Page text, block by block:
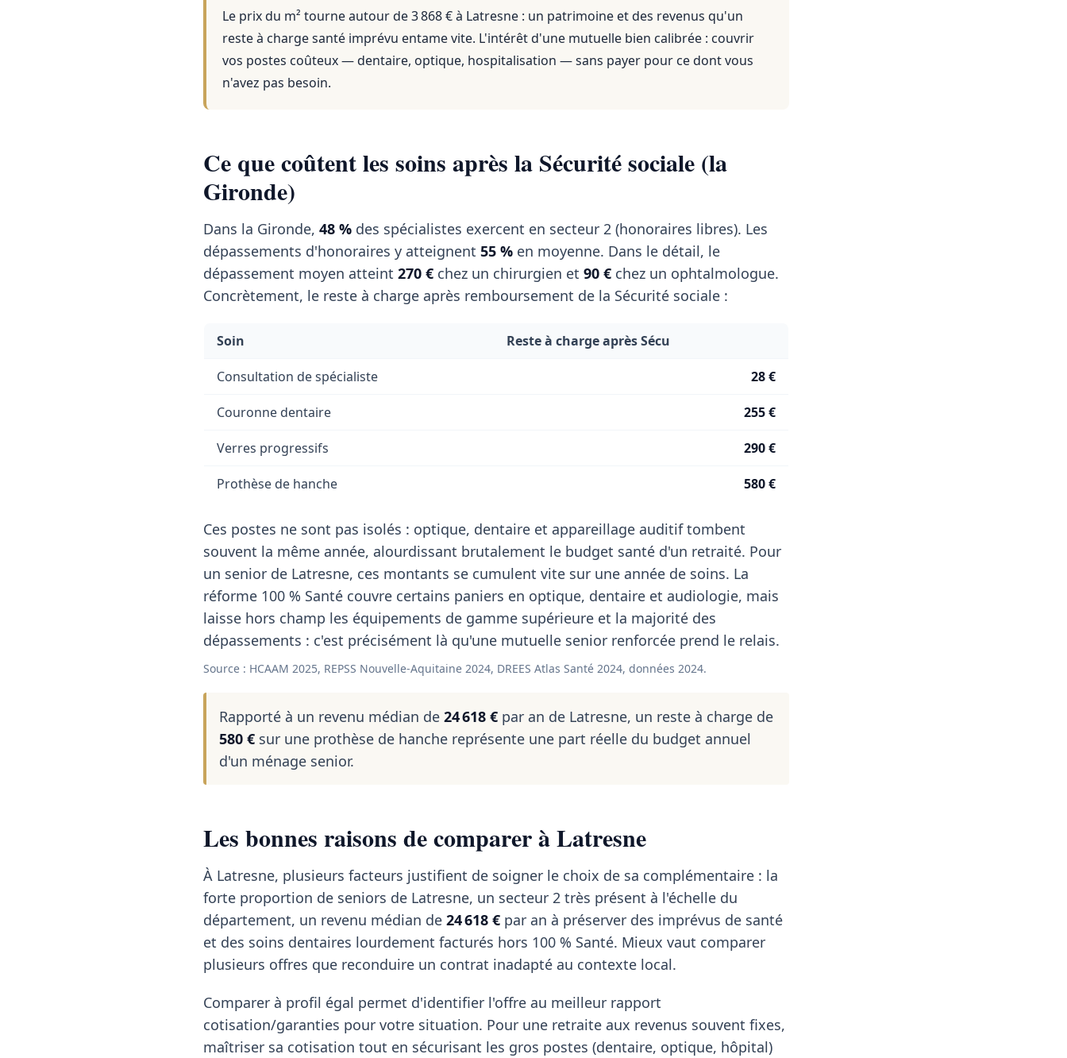
Le prix du m² tourne autour de 3 868 €à Latresne : un patrimoine et des revenus qu'un
reste à charge santé imprévu entame vite. L'intérêt d'une mutuelle bien calibrée : couvrir
vos postes coûteux — dentaire, optique, hospitalisation — sans payer pour ce dont vous
n'avez pas besoin.
Ce que coûtent les soins après la Sécurité sociale (la
Gironde)
Dans la Gironde, 48 % des spécialistes exercent en secteur 2 (honoraires libres). Les
dépassements d'honoraires y atteignent 55 % en moyenne. Dans le détail, le
dépassement moyen atteint 270 € chez un chirurgien et 90 € chez un ophtalmologue.
Concrètement, le reste à charge après remboursement de la Sécurité sociale :
Soin Reste à charge après Sécu
Consultation de spécialiste 28 €
Couronne dentaire 255 €
Verres progressifs 290 €
Prothèse de hanche 580 €
Ces postes ne sont pas isolés : optique, dentaire et appareillage auditif tombent
souvent la même année, alourdissant brutalement le budget santé d'un retraité. Pour
un senior de Latresne, ces montants se cumulent vite sur une année de soins. La
réforme 100 % Santé couvre certains paniers en optique, dentaire et audiologie, mais
laisse hors champ les équipements de gamme supérieure et la majorité des
dépassements : c'est précisément là qu'une mutuelle senior renforcée prend le relais.
Source : HCAAM 2025, REPSS Nouvelle-Aquitaine 2024, DREES Atlas Santé 2024, données 2024.
Rapporté à un revenu médian de 24 618 € par an de Latresne, un reste à charge de
580 € sur une prothèse de hanche représente une part réelle du budget annuel
d'un ménage senior.
Les bonnes raisons de comparer à Latresne
À Latresne, plusieurs facteurs justifient de soigner le choix de sa complémentaire : la
forte proportion de seniors de Latresne, un secteur 2 très présent à l'échelle du
département, un revenu médian de 24 618 € par an à préserver des imprévus de santé
et des soins dentaires lourdement facturés hors 100 % Santé. Mieux vaut comparer
plusieurs offres que reconduire un contrat inadapté au contexte local.
Comparer à profil égal permet d'identifier l'offre au meilleur rapport
cotisation/garanties pour votre situation. Pour une retraite aux revenus souvent fixes,
maîtriser sa cotisation tout en sécurisant les gros postes (dentaire, optique, hôpital)